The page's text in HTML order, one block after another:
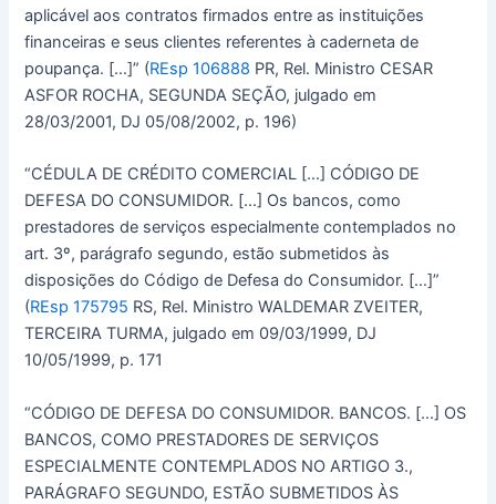
aplicável aos contratos firmados entre as instituições
financeiras e seus clientes referentes à caderneta de
poupança. […]” (REsp 106888 PR, Rel. Ministro CESAR
ASFOR ROCHA, SEGUNDA SEÇÃO, julgado em
28/03/2001, DJ 05/08/2002, p. 196)
“CÉDULA DE CRÉDITO COMERCIAL […] CÓDIGO DE
DEFESA DO CONSUMIDOR. […] Os bancos, como
prestadores de serviços especialmente contemplados no
art. 3º, parágrafo segundo, estão submetidos às
disposições do Código de Defesa do Consumidor. […]”
(REsp 175795 RS, Rel. Ministro WALDEMAR ZVEITER,
TERCEIRA TURMA, julgado em 09/03/1999, DJ
10/05/1999, p. 171
“CÓDIGO DE DEFESA DO CONSUMIDOR. BANCOS. […] OS
BANCOS, COMO PRESTADORES DE SERVIÇOS
ESPECIALMENTE CONTEMPLADOS NO ARTIGO 3.,
PARÁGRAFO SEGUNDO, ESTÃO SUBMETIDOS ÀS